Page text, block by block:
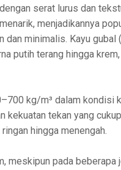
serat lurus dan
menjadikannya
dan minimalis. Kayu gubal
putih terang hingga
kg/m³ dalam kondisi
tekan yang
hingga menengah.
meskipun pada beberapa